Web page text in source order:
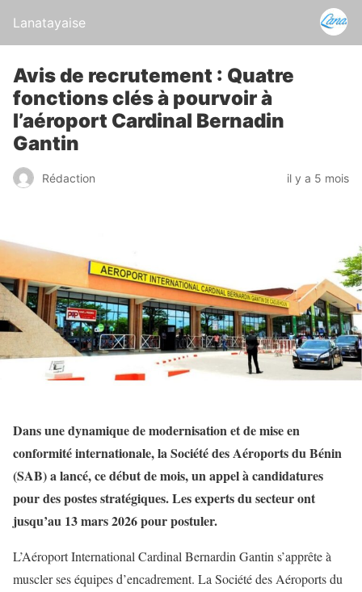
Lanatayaise
Avis de recrutement : Quatre
fonctions clés à pourvoir à
l’aéroport Cardinal Bernadin
Gantin
Rédaction il y a 5 mois
Dans une dynamique de modernisation et de mise en
conformité internationale, la Société des Aéroports du Bénin
(SAB) a lancé, ce début de mois, un appel à candidatures
pour des postes stratégiques. Les experts du secteur ont
jusqu’au 13 mars 2026 pour postuler.
L’Aéroport International Cardinal Bernardin Gantin s’apprête à
muscler ses équipes d’encadrement. La Société des Aéroports du